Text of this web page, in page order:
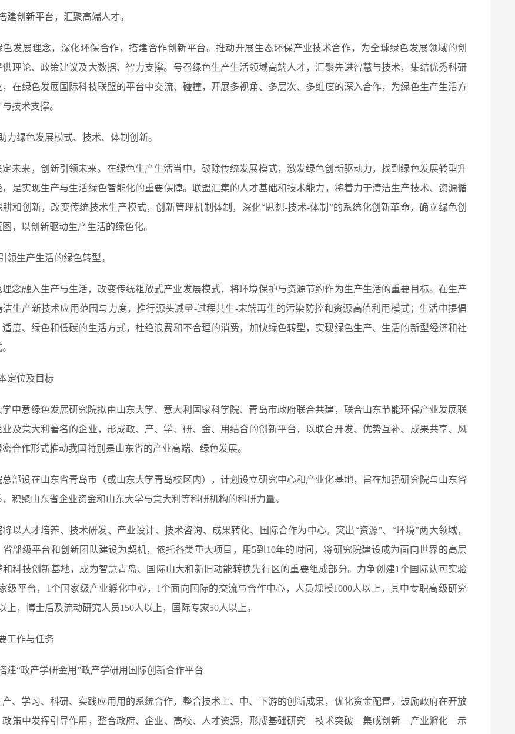
搭建创新平台，汇聚高端人才。
色发展理念，深化环保合作 ， 搭建合作创新平台。推动开展生态环保产业技术合作，为全球绿色发展领域的创
供理论、政策建议及大数据、智力支撑。号召绿色生产生活领域高端人才 ，汇聚先进智慧与技术 ，集结优秀科研
在绿色发展国际科技联盟的平台中交流、 碰撞，开展多视角、多层次、多维度的深入合作，为绿色生产生活方
技术支撑。
力绿色发展模式、 技术、 体制创新。
定未来，创新引领未来。在绿色生产生活当中，破除传统发展模式，激发绿色创新驱动力，找到绿色发展转型升
，是实现生产与生活绿色智能化的重要保障。联盟汇集的人才基础和技术能力， 将着力于清洁生产技术、 资源循
耕和创新，改变传统技术生产模式，创新管理机制体制 ，深化“思想-技术-体制 ”的系统化创新革命，确立绿色创
，以创新驱动生产生活的绿色化。
领生产生活的绿色转型。
理念融入生产与生活， 改变传统粗放式产业发展模式，将环境保护与资源节约作为生产生活的重要目标。在生产
洁生产新技术应用 范围与力度，推行源头减量-过程共生-末端再生的污染防控和资源高值利用模式； 生活中提倡
适度、绿色和低碳的生活方式，杜绝浪费和不合理的消费，加快绿色转型，实现绿色生产、 生活的新型经济和社
定位及目标
学中意绿色发展研究院拟由山东大学、意大利国家科学院、 青岛市政府联合共建，联合山东节能环保产业发展联
业及意大利著名的企业，形成政、产、学、研、金、用结合的创新平台，以联合开发、优势互补、成果共享、风
密合作形式推动我国特别是山东省的产业高端、绿色发展。
总部设在山东省青岛市 （或山东大学青岛校区内） ，计划设立研究中心和产业化基地，旨在加强研究院与山东省
积聚山东省企业资金和山东大学与意大利等科研机构的科研力量。
将以人才培养、技术研发、产业设计、技术咨询、成果转化、国际合作为中心，突出“资源”、“环境”两大领域，
省部级平台和创新团队建设为契机，依托各类重大项目，用5到10年的时间，将研究院建设成为面向世界的高层
和科技创新基地，成为智慧青岛、国际山大和新旧动能转换先行区的重要组成部分。力争创建1个国际认可实验
级平台，1个国家级产业孵化中心，1个面向国际的交流与合作中心，人员规模1000人以上，其中专职高级研究
上，博士后及流动研究人员150人以上，国际专家50人以上。
工作与任务
建“政产学研金用”政产学研用国际创新合作平台
产、学习、科研、实践应用用的系统合作，整合技术上、中、下游的创新成果，优化资金配置，鼓励政府在开放
政策中发挥引导作用，整合政府、企业、 高校、人才资源，形成基础研究—技术突破—集成创新—产业孵化—示